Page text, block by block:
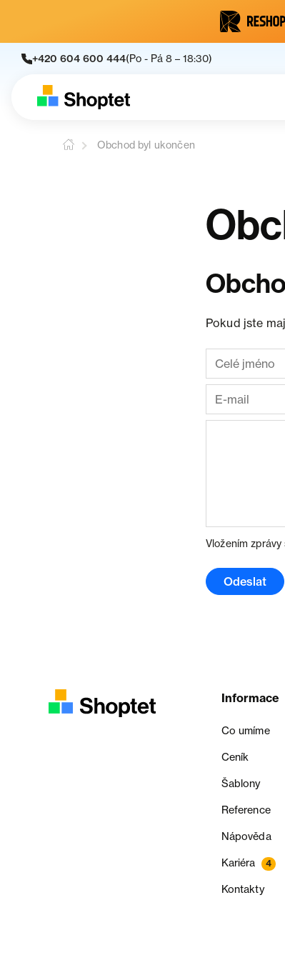
+420 604 600 444(Po - Pá 8 – 18:30)
Obchod byl ukončen
Pokud jste
Vložením
Odeslat
Informace
Co umíme
Ceník
Šablony
Reference
Nápověda
Kariéra 4
Kontakty